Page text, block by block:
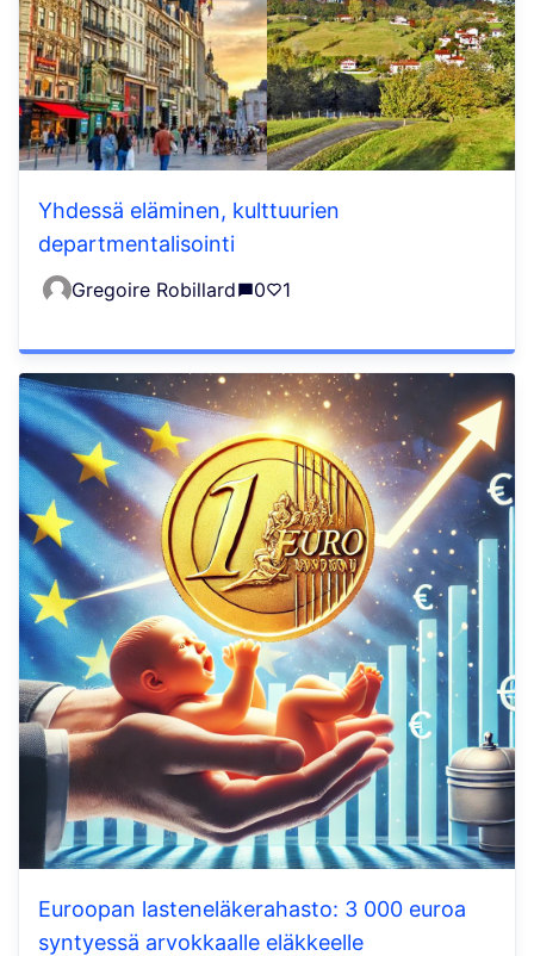
Yhdessä eläminen, kulttuurien
departmentalisointi
Gregoire Robillard 0 1
Euroopan lasteneläkerahasto: 3 000 euroa
syntyessä arvokkaalle eläkkeelle